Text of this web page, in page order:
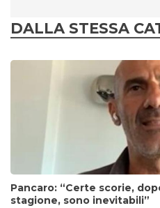
DALLA STESSA
Pancaro: “Certe scorie,
stagione, sono inevitabili”